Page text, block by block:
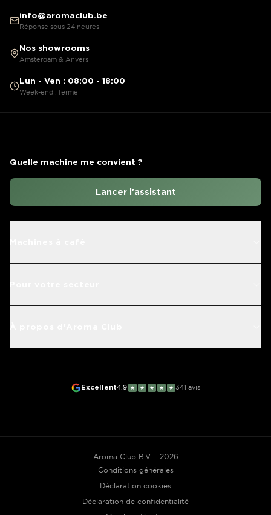
info@aromaclub.be
Réponse sous 24 heures
Nos showrooms
Amsterdam & Anvers
Lun - Ven : 08:00 - 18:00
Week-end : fermé
Quelle machine me convient ?
Lancer l'assistant
Excellent4.9 ★ ★ ★ ★ ★ 341 avis
Aroma Club B.V. - 2026
Conditions générales
Déclaration cookies
Déclaration de confidentialité